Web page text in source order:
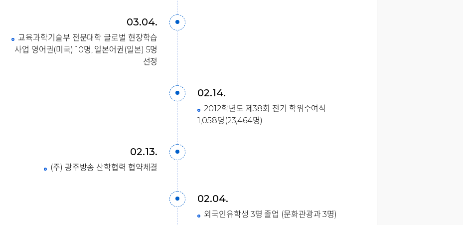
03.04.
교육과학기술부 전문대학 글로벌 현장학습
사업 영어권(미국) 10명, 일본어권(일본) 5명
선정
02.14.
2012학년도 제38회 전기 학위수여식
1,058명(23,464명)
02.13.
(주) 광주방송 산학협력 협약체결
02.04.
외국인유학생 3명 졸업 (문화관광과 3명)